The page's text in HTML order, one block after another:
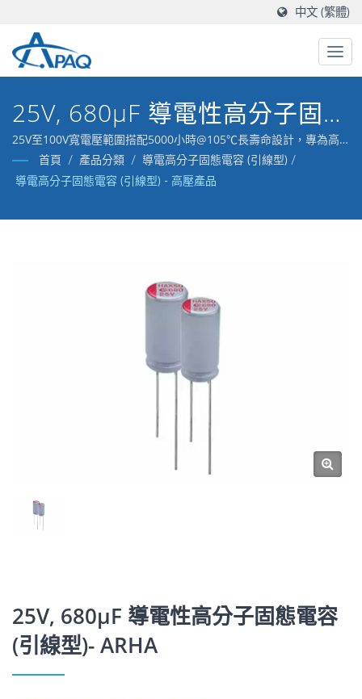
中文 (繁體)
25V, 680μF 導電性高分子固態
電容(引線型)- ARHA
25V至100V寬電壓範圍搭配5000小時@105℃長壽命設計，專為高
壓電源轉換、馬達驅動器與工業變頻器等應用打造 / 鈺邦致力於研
究高導電性的高分子材料電容器，並累積了豐富的生產經驗。
首頁 / 產品分類 / 導電高分子固態電容 (引線型) /
導電高分子固態電容 (引線型) - 高壓產品
25V, 680μF 導電性高分子固態電容
(引線型)- ARHA